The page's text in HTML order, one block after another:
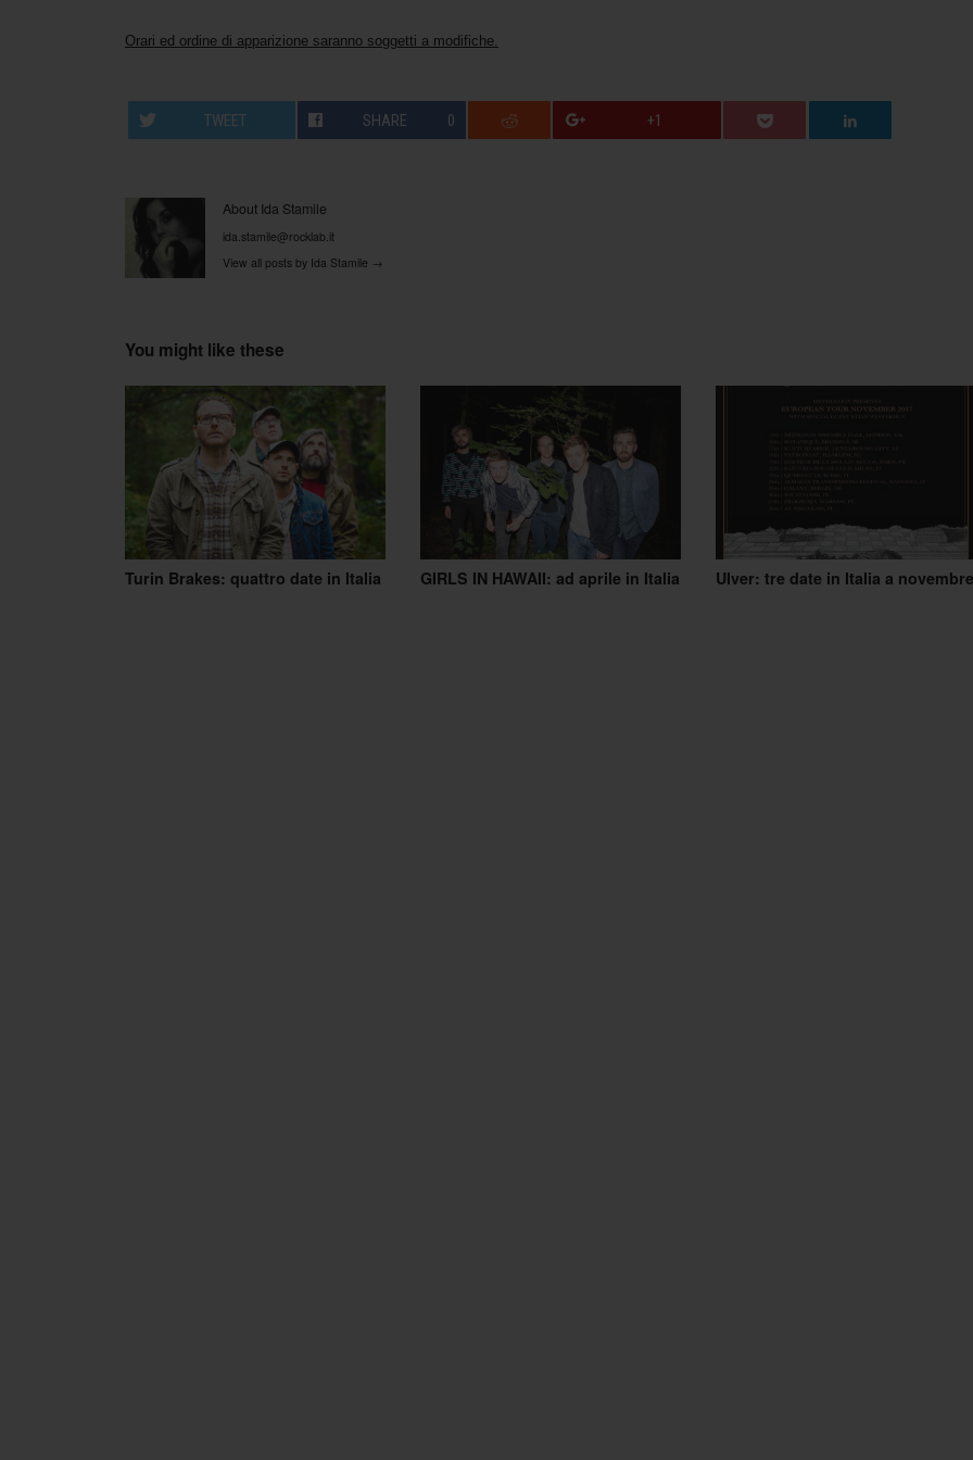
Orari ed ordine di apparizione saranno soggetti a modifiche.
TWEET SHARE 0 +1
About Ida Stamile
ida.stamile@rocklab.it
View all posts by Ida Stamile →
You might like these
Turin Brakes: quattro date in Italia GIRLS IN HAWAII: ad aprile in Italia Ulver: tre date in Italia a